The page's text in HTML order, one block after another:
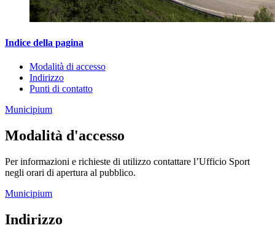
Indice della pagina
Modalità di accesso
Indirizzo
Punti di contatto
Municipium
Modalità d'accesso
Per informazioni e richieste di utilizzo contattare l’Ufficio Sport
negli orari di apertura al pubblico.
Municipium
Indirizzo